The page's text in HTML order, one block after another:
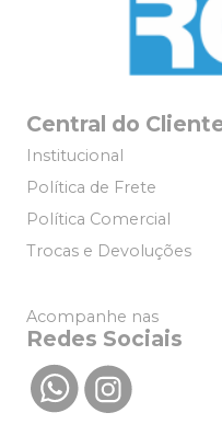
Central do
Institucional
Política de Frete
Política Comercial
Trocas e Devoluções
Acompanhe nas
Redes Sociais